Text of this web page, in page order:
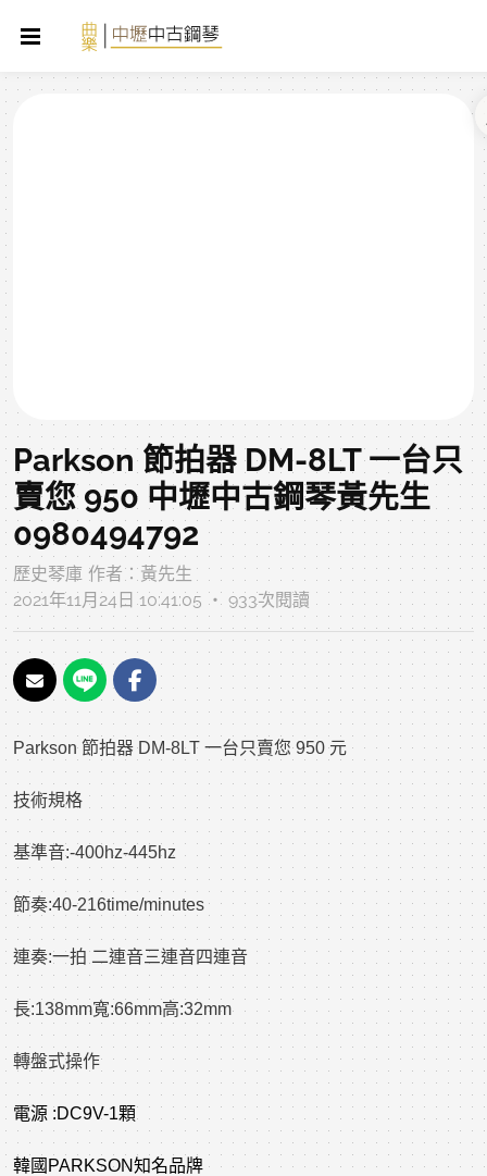
Parkson 節拍器 DM-8LT 一台只
賣您 950 中壢中古鋼琴黃先生
0980494792
歷史琴庫 作者：黃先生
2021年11月24日 10:41:05 ‧ 933次閱讀
Parkson 節拍器 DM-8LT 一台只賣您 950 元
技術規格
基準音:-400hz-445hz
節奏:40-216time/minutes
連奏:一拍 二連音三連音四連音
長:138mm寬:66mm高:32mm
轉盤式操作
電源 :DC9V-1顆
韓國PARKSON知名品牌